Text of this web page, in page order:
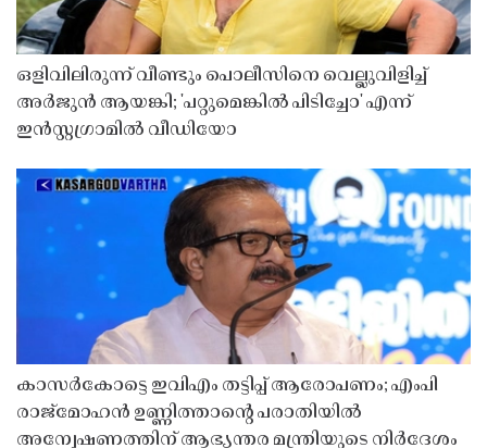
ഒളിവിലിരുന്ന് വീണ്ടും പൊലീസിനെ വെല്ലുവിളിച്ച്
അർജുൻ ആയങ്കി; 'പറ്റുമെങ്കിൽ പിടിച്ചോ' എന്ന്
ഇൻസ്റ്റഗ്രാമിൽ വീഡിയോ
കാസർകോട്ടെ ഇവിഎം തട്ടിപ്പ് ആരോപണം; എംപി
രാജ്‌മോഹൻ ഉണ്ണിത്താന്റെ പരാതിയിൽ
അന്വേഷണത്തിന് ആഭ്യന്തര മന്ത്രിയുടെ നിർദേശം